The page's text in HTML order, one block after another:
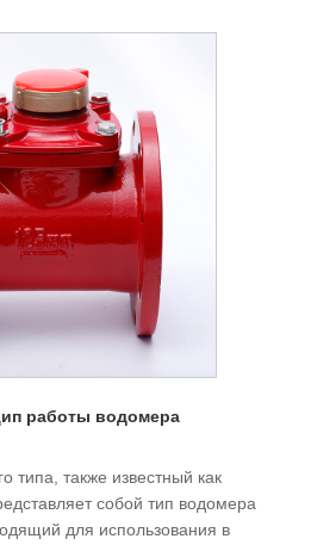
работы водомера
типа, также известный как
собой тип водомера
для использования в